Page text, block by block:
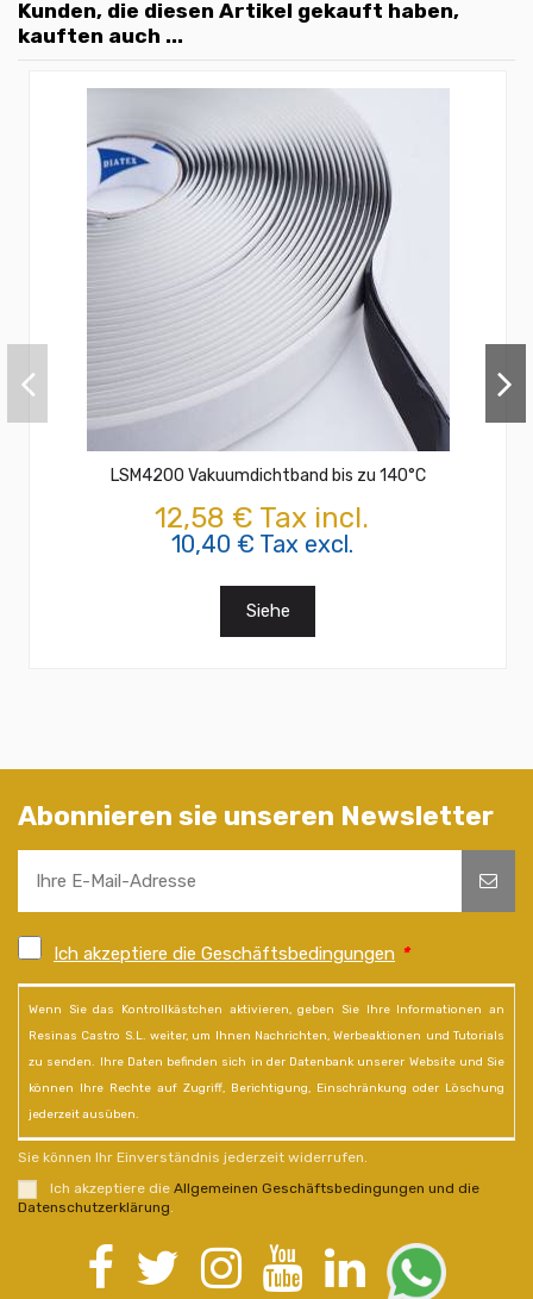
Kunden, die diesen Artikel gekauft haben,
kauften auch ...
LSM4200 Vakuumdichtband bis zu 140°C
12,58 € Tax incl.
10,40 € Tax excl.
Siehe
Abonnieren sie unseren Newsletter
Ich akzeptiere die Geschäftsbedingungen *
Wenn Sie das Kontrollkästchen aktivieren, geben Sie Ihre Informationen an
Resinas Castro S.L. weiter, um Ihnen Nachrichten, Werbeaktionen und Tutorials
zu senden. Ihre Daten befinden sich in der Datenbank unserer Website und Sie
können Ihre Rechte auf Zugriff, Berichtigung, Einschränkung oder Löschung
jederzeit ausüben.
Sie können Ihr Einverständnis jederzeit widerrufen.
Ich akzeptiere die Allgemeinen Geschäftsbedingungen und die
Datenschutzerklärung.